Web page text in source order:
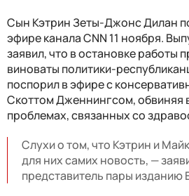
Сын Кэтрин Зеты-Джонс Дилан
эфире канала CNN 11 ноября.
заявил, что в остановке работы
виноваты политики-
поспорил в эфире с
Скоттом Дженнингсом, обвиняя
проблемах, связанных со
Слухи о том, что Кэтрин и
для них самих новость, —
представитель пары изданию